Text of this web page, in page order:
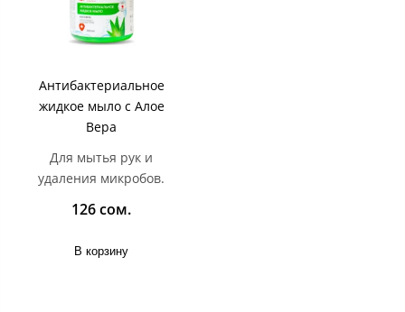
Антибактериальное
жидкое мыло с Алое
Вера
Для мытья рук и
удаления микробов.
126 сом.
В корзину